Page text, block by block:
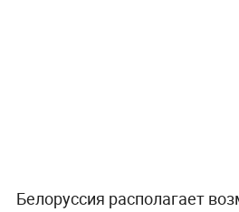
Белоруссия располагает